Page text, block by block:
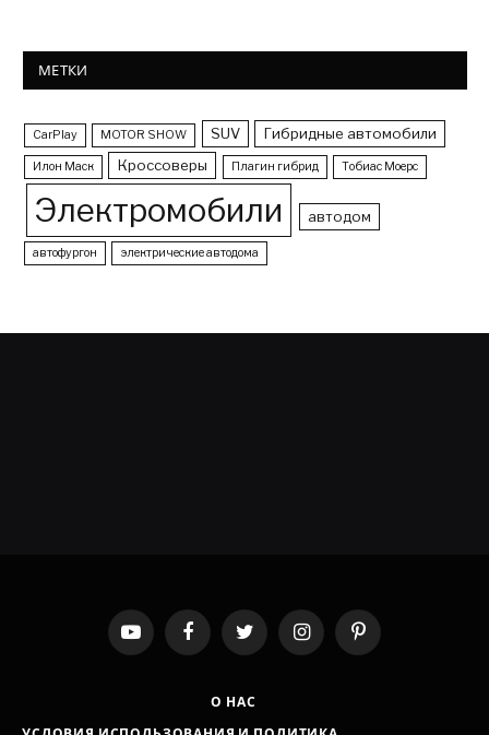
МЕТКИ
CarPlay MOTOR SHOW SUV Гибридные автомобили
Илон Маск Кроссоверы Плагин гибрид Тобиас Моерс
Электромобили автодом
автофургон электрические автодома
YouTubeFacebookTwitter InstagramPinterest
О НАС